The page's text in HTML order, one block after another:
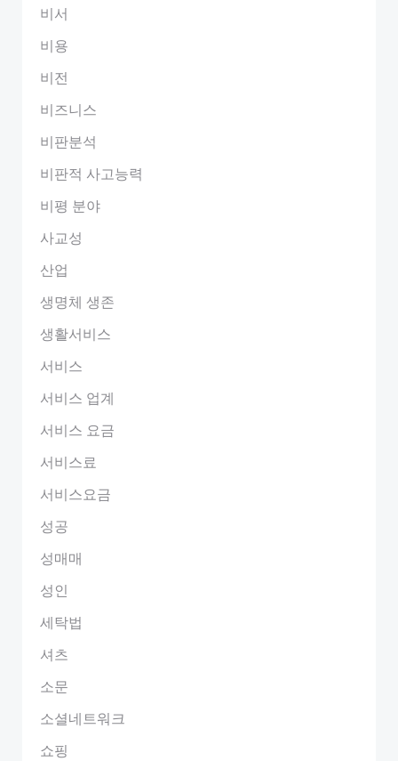
비서
비용
비전
비즈니스
비판분석
비판적 사고능력
비평 분야
사교성
산업
생명체 생존
생활서비스
서비스
서비스 업계
서비스 요금
서비스료
서비스요금
성공
성매매
성인
세탁법
셔츠
소문
소셜네트워크
쇼핑